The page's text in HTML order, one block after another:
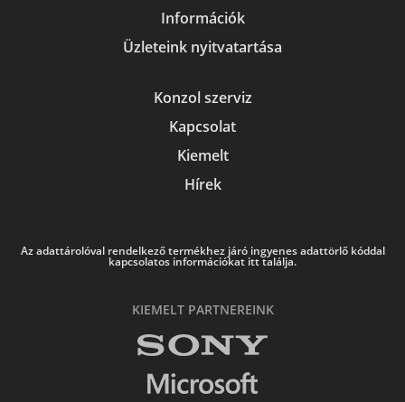
Információk
Üzleteink nyitvatartása
Konzol szerviz
Kapcsolat
Kiemelt
Hírek
Az adattárolóval rendelkező termékhez járó ingyenes adattörlő kóddal
kapcsolatos információkat itt találja.
KIEMELT PARTNEREINK